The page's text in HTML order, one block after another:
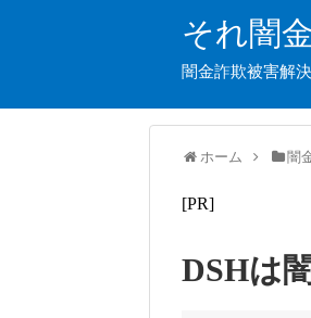
それ闇
闇金詐欺被害解決
ホーム 闇
[PR]
DSHは